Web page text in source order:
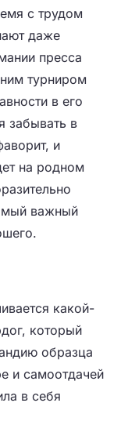
с трудом
даже
пресса
турниром
в его
забывать в
и
на родном
важный
какой-
который
образца
и самоотдачей
в себя